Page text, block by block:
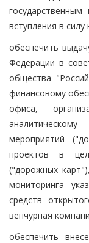
вступления в
обеспечить
Федерации в
общества
финансовому
офиса,
мероприятий
проектов в
("дорожных
мониторинга
средств
венчурная
обеспечить